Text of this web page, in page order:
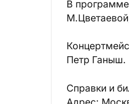
В
Петр Ганыш.
Справки и